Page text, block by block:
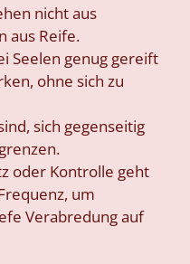
nicht aus
aus Reife.
Seelen genug gereift
ohne sich zu
sich gegenseitig
oder Kontrolle geht
um
Verabredung auf